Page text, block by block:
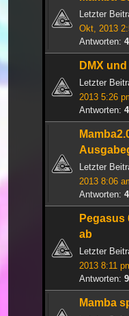
Letzter
Okt, 2013
Antworten: 4
DMX
Letzter
2013 5:26
Antworten: 4
Letzter
2013 8:06
Antworten: 4
Pegasus
ab
Letzter
2013 8:11
Antworten: 9
Mamba